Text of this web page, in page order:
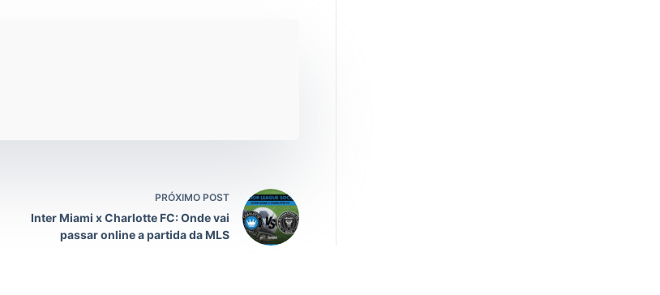
PRÓXIMO POST
Inter Miami x Charlotte FC: Onde vai
passar online a partida da MLS